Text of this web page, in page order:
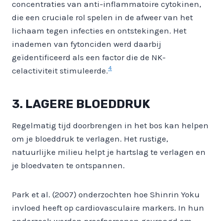
concentraties van anti-inflammatoire cytokinen,
die een cruciale rol spelen in de afweer van het
lichaam tegen infecties en ontstekingen. Het
inademen van fytonciden werd daarbij
geïdentificeerd als een factor die de NK-
celactiviteit stimuleerde.4
3. LAGERE BLOEDDRUK
Regelmatig tijd doorbrengen in het bos kan helpen
om je bloeddruk te verlagen. Het rustige,
natuurlijke milieu helpt je hartslag te verlagen en
je bloedvaten te ontspannen.
Park et al. (2007) onderzochten hoe Shinrin Yoku
invloed heeft op cardiovasculaire markers. In hun